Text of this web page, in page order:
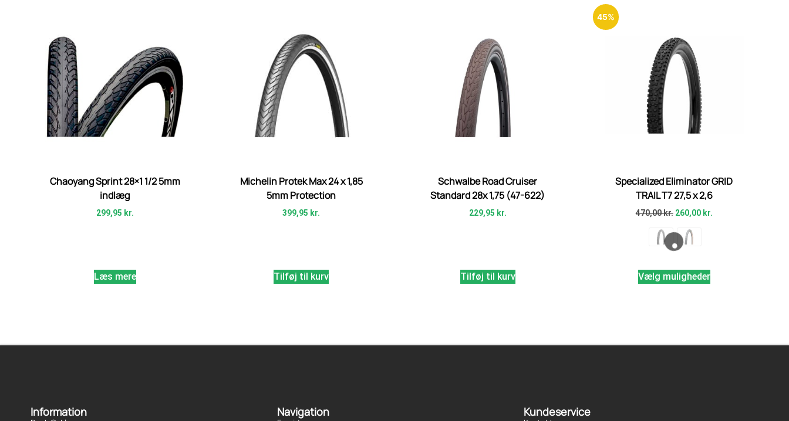
Chaoyang Sprint 28×1 1/2 5mm
indlæg
299,95 kr.
Læs mere
Michelin Protek Max 24 x 1,85
5mm Protection
399,95 kr.
Tilføj til kurv
Schwalbe Road Cruiser
Standard 28x 1,75 (47-622)
229,95 kr.
Tilføj til kurv
45%
Specialized Eliminator GRID
TRAIL T7 27,5 x 2,6
470,00kr. 260,00 kr.
Vælg muligheder
Information Navigation Kundeservice